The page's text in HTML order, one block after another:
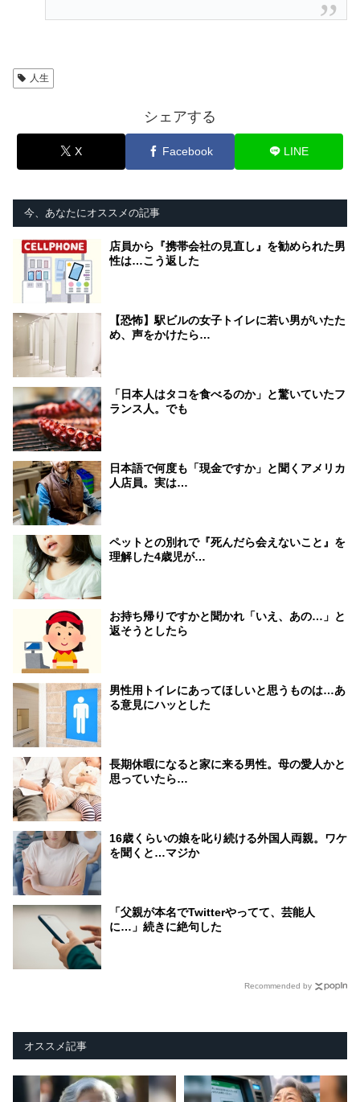
人生
シェアする
X Facebook LINE
今、あなたにオススメの記事
店員から『携帯会社の見直し』を勧められた男
性は…こう返した
【恐怖】駅ビルの女子トイレに若い男がいたた
め、声をかけたら…
「日本人はタコを食べるのか」と驚いていたフ
ランス人。でも
日本語で何度も「現金ですか」と聞くアメリカ
人店員。実は…
ペットとの別れで『死んだら会えないこと』を
理解した4歳児が…
お持ち帰りですかと聞かれ「いえ、あの…」と
返そうとしたら
男性用トイレにあってほしいと思うものは…あ
る意見にハッとした
長期休暇になると家に来る男性。母の愛人かと
思っていたら…
16歳くらいの娘を叱り続ける外国人両親。ワケ
を聞くと…マジか
「父親が本名でTwitterやってて、芸能人
に…」続きに絶句した
Recommended by
オススメ記事